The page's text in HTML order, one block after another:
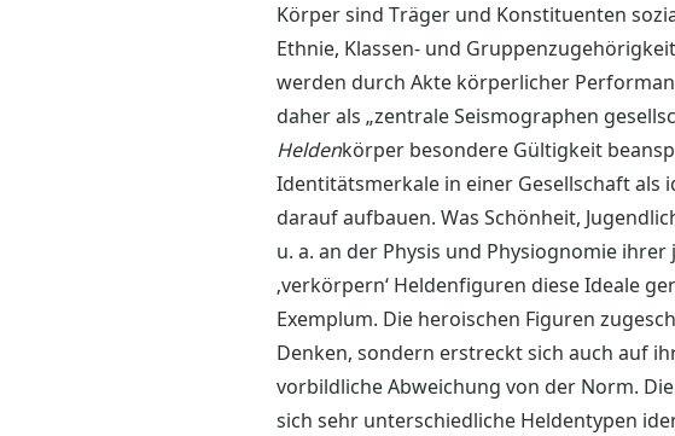
Körper sind Träger und Konstituenten
Ethnie, Klassen- und
werden durch Akte körperlicher
daher als „zentrale Seismographen
Heldenkörper besondere Gültigkeit
Identitätsmerkale in einer Gesellschaft als
darauf aufbauen. Was Schönheit,
u. a. an der Physis und Physiognomie
‚verkörpern‘ Heldenfiguren diese Ideale
Exemplum. Die heroischen Figuren
Denken, sondern erstreckt sich auch auf
vorbildliche Abweichung von der Norm.
sich sehr unterschiedliche Heldentypen